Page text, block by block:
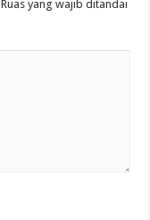
Ruas yang wajib ditandai